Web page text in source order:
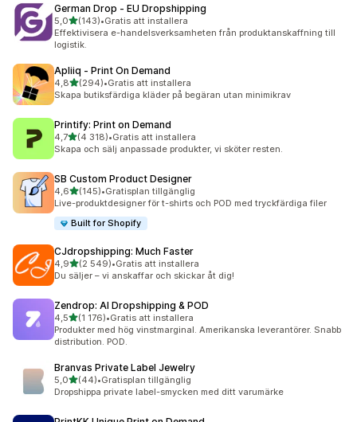
German Drop ‑ EU Dropshipping
5,0av 5 stjärnor
(143)
143 recensioner totalt
•Gratis att installera
Effektivisera e-handelsverksamheten från produktanskaffning till
logistik.
Apliiq ‑ Print On Demand
4,8av 5 stjärnor
(294)
294 recensioner totalt
•Gratis att installera
Skapa butiksfärdiga kläder på begäran utan minimikrav
Printify: Print on Demand
4,7av 5 stjärnor
(4 318)
4318 recensioner totalt
•Gratis att installera
Skapa och sälj anpassade produkter, vi sköter resten.
SB Custom Product Designer
4,6av 5 stjärnor
(145)
145 recensioner totalt
•Gratisplan tillgänglig
Live-produktdesigner för t-shirts och POD med tryckfärdiga filer
Built for Shopify
CJdropshipping: Much Faster
4,9av 5 stjärnor
(2 549)
2549 recensioner totalt
•Gratis att installera
Du säljer – vi anskaffar och skickar åt dig!
Zendrop: AI Dropshipping & POD
4,5av 5 stjärnor
(1 176)
1176 recensioner totalt
•Gratis att installera
Produkter med hög vinstmarginal. Amerikanska leverantörer. Snabb
distribution. POD.
Branvas Private Label Jewelry
5,0av 5 stjärnor
(44)
44 recensioner totalt
•Gratisplan tillgänglig
Dropshippa private label-smycken med ditt varumärke